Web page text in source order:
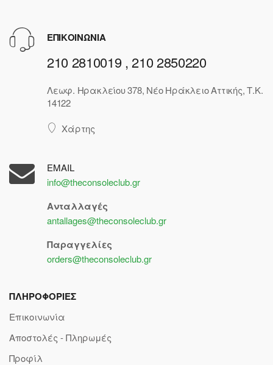
ΕΠΙΚΟΙΝΩΝΙΑ
210 2810019 , 210 2850220
Λεωφ. Ηρακλείου 378, Νέο Ηράκλειο Αττικής, Τ.Κ.
14122
Χάρτης
EMAIL
info@theconsoleclub.gr
Ανταλλαγές
antallages@theconsoleclub.gr
Παραγγελίες
orders@theconsoleclub.gr
ΠΛΗΡΟΦΟΡΙΕΣ
Επικοινωνία
Αποστολές - Πληρωμές
Προφίλ